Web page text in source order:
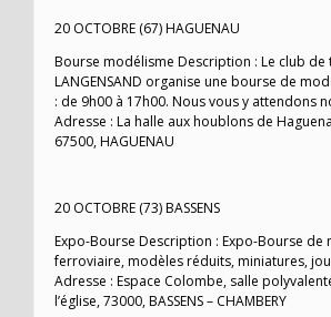
20 OCTOBRE (67) HAGUENAU
Bourse modélisme Description : Le club de
LANGENSAND organise une bourse de
: de 9h00 à 17h00. Nous vous y attendons
Adresse : La halle aux houblons de
67500, HAGUENAU
20 OCTOBRE (73) BASSENS
Expo-Bourse Description : Expo-Bourse de
ferroviaire, modèles réduits, miniatures,
Adresse : Espace Colombe, salle
l’église, 73000, BASSENS – CHAMBERY